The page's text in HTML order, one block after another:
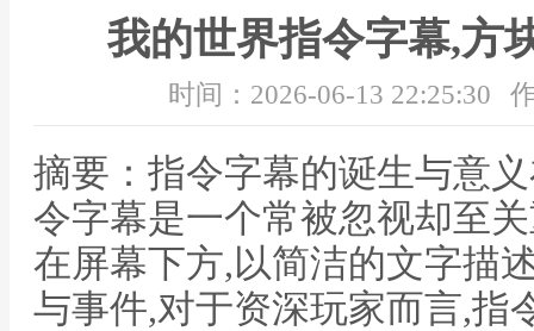
我的世界指令字幕,方
时间：2026-06-13 22:25:30
摘要：指令字幕的诞生与意
令字幕是一个常被忽视却至
在屏幕下方,以简洁的文字描
与事件,对于资深玩家而言,指